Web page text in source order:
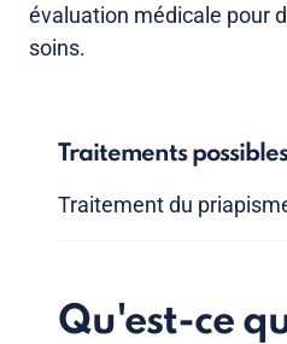
évaluation médicale pour
soins.
Traitements possibles
Traitement du
Qu'est-ce